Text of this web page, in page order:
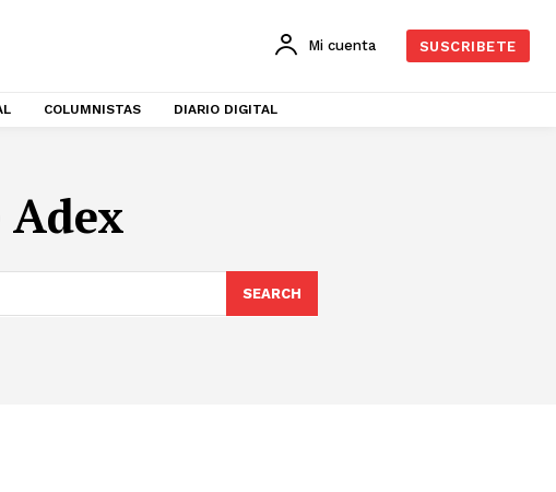
Mi cuenta SUSCRIBETE
COLUMNISTAS DIARIO DIGITAL
SEARCH